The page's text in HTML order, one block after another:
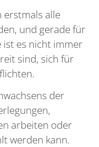
erstmals alle
und gerade für
ist es nicht immer
sind, sich für
der
arbeiten oder
werden kann.